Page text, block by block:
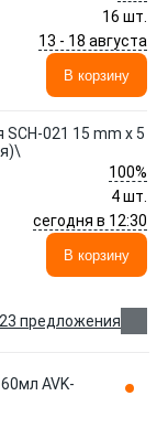
16 шт.
13 - 18 августа
В корзину
SCH-021 15 mm x 5
100%
4 шт.
сегодня в 12:30
В корзину
предложения
AVK-